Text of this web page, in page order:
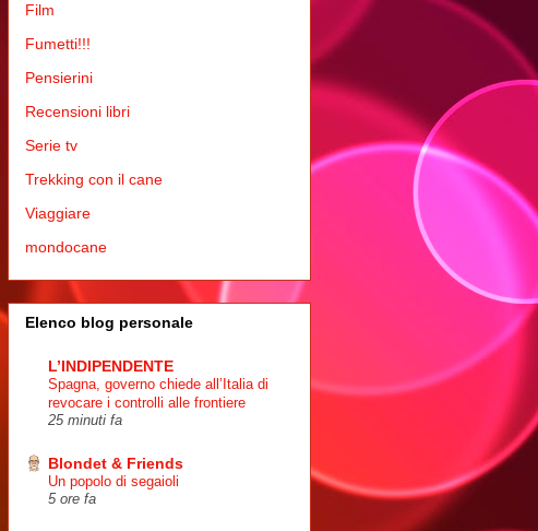
Film
Fumetti!!!
Pensierini
Recensioni libri
Serie tv
Trekking con il cane
Viaggiare
mondocane
Elenco blog personale
L’INDIPENDENTE
Spagna, governo chiede all’Italia di
revocare i controlli alle frontiere
25 minuti fa
Blondet & Friends
Un popolo di segaioli
5 ore fa